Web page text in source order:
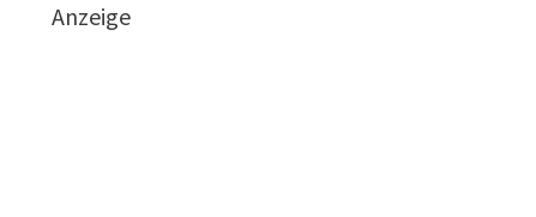
Anzeige